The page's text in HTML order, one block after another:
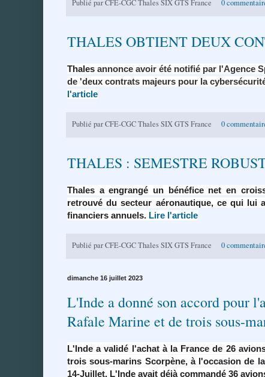
Publié parCFE-CGC Thales SIX GTS France 0
THALES OBTIENT DEUX
Thales annonce avoir été notifié par l'Agence
de 'deux contrats majeurs pour la
l'article
Publié parCFE-CGC Thales SIX GTS France 0
THALES : SEMESTRE
Thales a engrangé un bénéfice net en
retrouvé du secteur aéronautique, ce qui lui
financiers annuels. Lire l'article
Publié parCFE-CGC Thales SIX GTS France 0
dimanche 16 juillet 2023
L'Inde a donné son accord pour
Rafale Marine et de trois sous-
L'Inde a validé l'achat à la France de 26
trois sous-marins Scorpène, à l'occasion de
14-Juillet. L'Inde avait déjà commandé 36